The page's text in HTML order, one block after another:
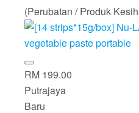
(Perubatan / Produk
RM 199.00
Putrajaya
Baru